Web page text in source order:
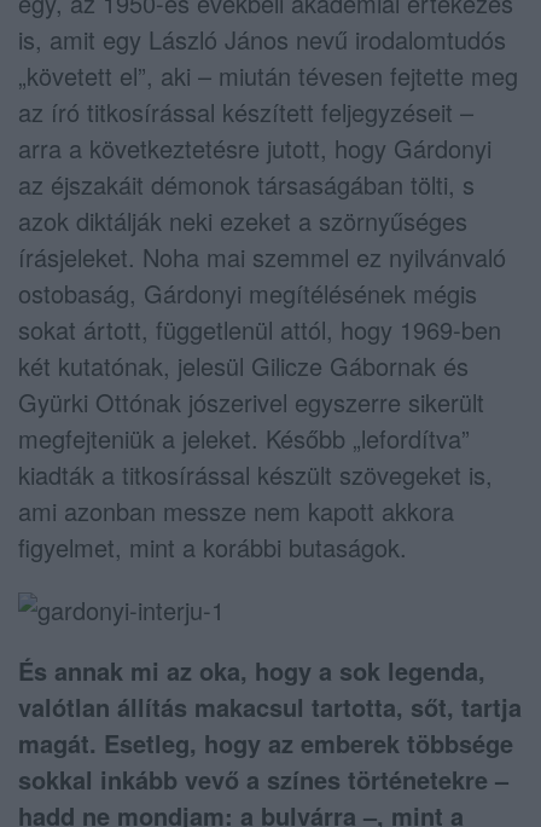
is, amit egy László János nevű irodalomtudós
„követett el”, aki – miután tévesen fejtette meg
az író titkosírással készített feljegyzéseit –
arra a következtetésre jutott, hogy Gárdonyi
az éjszakáit démonok társaságában tölti, s
azok diktálják neki ezeket a szörnyűséges
írásjeleket. Noha mai szemmel ez nyilvánvaló
ostobaság, Gárdonyi megítélésének mégis
sokat ártott, függetlenül attól, hogy 1969-ben
két kutatónak, jelesül Gilicze Gábornak és
Gyürki Ottónak jószerivel egyszerre sikerült
megfejteniük a jeleket. Később „lefordítva”
kiadták a titkosírással készült szövegeket is,
ami azonban messze nem kapott akkora
figyelmet, mint a korábbi butaságok.
És annak mi az oka, hogy a sok legenda,
valótlan állítás makacsul tartotta, sőt, tartja
magát. Esetleg, hogy az emberek többsége
sokkal inkább vevő a színes történetekre –
hadd ne mondjam: a bulvárra –, mint a